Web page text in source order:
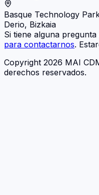
Basque Technology
Derio, Bizkaia
Si tiene alguna
para contactarnos.
Copyright 2026 MAI
derechos reservados.